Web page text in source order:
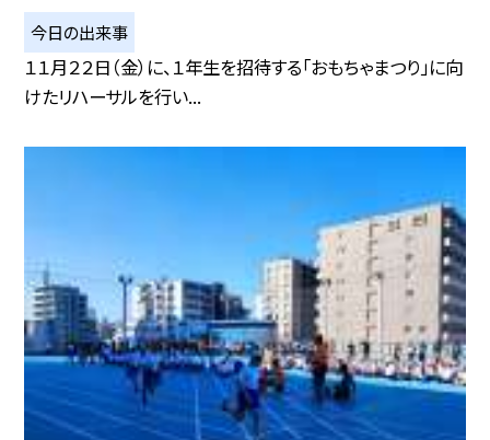
今日の出来事
１１月２２日（金）に、１年生を招待する「おもちゃまつり」に向
けたリハーサルを行い...